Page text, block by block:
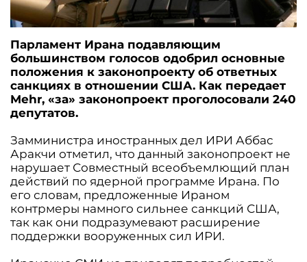
Парламент Ирана подавляющим
большинством голосов одобрил основные
положения к законопроекту об ответных
санкциях в отношении США. Как передает
Mehr, «за» законопроект проголосовали 240
депутатов.
Замминистра иностранных дел ИРИ Аббас
Аракчи отметил, что данный законопроект не
нарушает Совместный всеобъемлющий план
действий по ядерной программе Ирана. По
его словам, предложенные Ираном
контрмеры намного сильнее санкций США,
так как они подразумевают расширение
поддержки вооруженных сил ИРИ.